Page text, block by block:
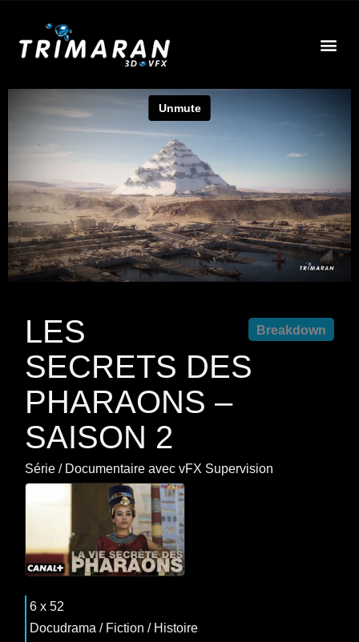
Breakdown
LES
SECRETS DES
PHARAONS –
SAISON 2
Série / Documentaire avecvFX Supervision
6 x 52
Docudrama / Fiction / Histoire